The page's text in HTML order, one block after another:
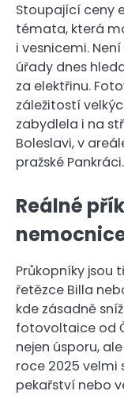
Stoupající ceny
témata, která
i vesnicemi.
úřady dnes
za elektřinu.
záležitostí
zabydlela i na
Boleslavi, v
pražské Pankráci.
Reálné
Průkopníky jsou
řetězce Billa
kde zásadně
fotovoltaice od
nejen úsporu,
roce 2025 velmi
pekařství nebo